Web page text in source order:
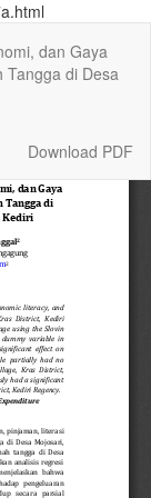
dan Gaya
Tangga di Desa
Download
Download PDF